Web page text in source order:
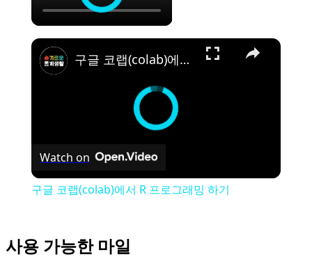
구글 코랩(colab)에서 R 프로그래밍 하기
Watch on
구글 코랩(colab)에서 R 프로그래밍 하기
사용 가능한 마일